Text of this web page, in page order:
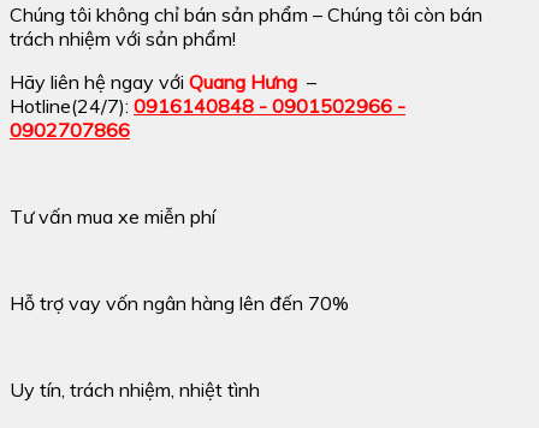
Chúng tôi không chỉ bán sản phẩm – Chúng tôi còn bán
trách nhiệm với sản phẩm!
Hãy liên hệ ngay với Quang Hưng –
Hotline(24/7): 0916140848 - 0901502966 -
0902707866
Tư vấn mua xe miễn phí
Hỗ trợ vay vốn ngân hàng lên đến 70%
Uy tín, trách nhiệm, nhiệt tình